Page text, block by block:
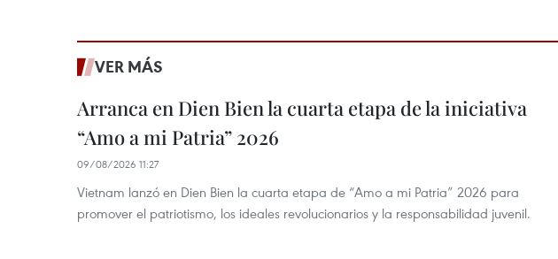
VER MÁS
Arranca en Dien Bien la cuarta etapa de la iniciativa
“Amo a mi Patria” 2026
09/08/2026 11:27
Vietnam lanzó en Dien Bien la cuarta etapa de “Amo a mi Patria” 2026 para
promover el patriotismo, los ideales revolucionarios y la responsabilidad juvenil.